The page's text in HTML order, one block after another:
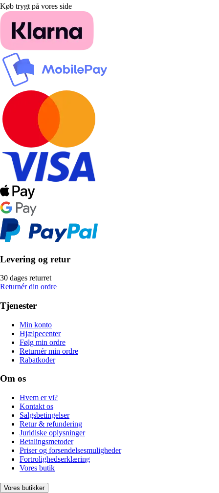
Køb trygt på vores side
Levering og retur
30 dages returret
Returnér din ordre
Tjenester
Min konto
Hjælpecenter
Følg min ordre
Returnér min ordre
Rabatkoder
Om os
Hvem er vi?
Kontakt os
Salgsbetingelser
Retur & refundering
Juridiske oplysninger
Betalingsmetoder
Priser og forsendelsesmuligheder
Fortrolighedserklæring
Vores butik
Vores butikker